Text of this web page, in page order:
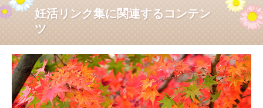
妊活リンク集に関連するコンテン
ツ